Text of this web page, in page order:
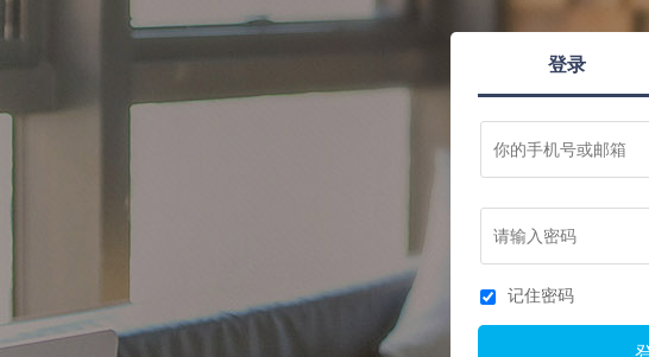
登录
记住密码